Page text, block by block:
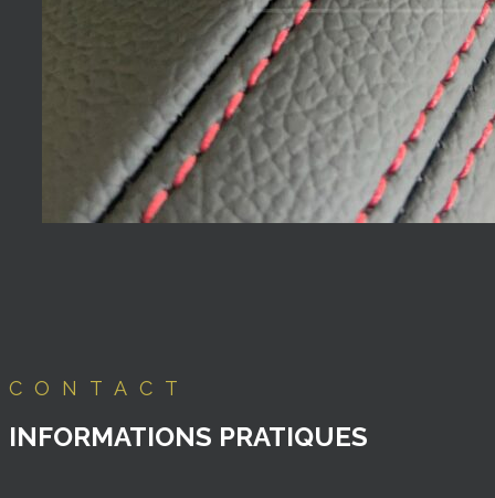
CONTACT
INFORMATIONS PRATIQUES